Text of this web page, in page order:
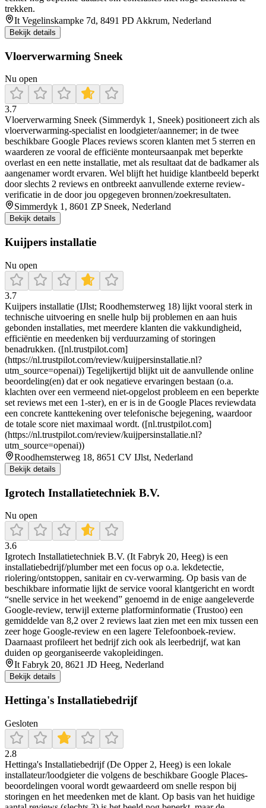
trekken.
It Vegelinskampke 7d, 8491 PD Akkrum, Nederland
Bekijk details
Vloerverwarming Sneek
Nu open
3.7
Vloerverwarming Sneek (Simmerdyk 1, Sneek) positioneert zich als
vloerverwarming-specialist en loodgieter/aannemer; in de twee
beschikbare Google Places reviews scoren klanten met 5 sterren en
waarderen ze vooral de efficiënte monteursaanpak met beperkte
overlast en een nette installatie, met als resultaat dat de badkamer als
aangenamer wordt ervaren. Wel blijft het huidige klantbeeld beperkt
door slechts 2 reviews en ontbreekt aanvullende externe review-
verificatie in de door jou opgegeven bronnen/zoekresultaten.
Simmerdyk 1, 8601 ZP Sneek, Nederland
Bekijk details
Kuijpers installatie
Nu open
3.7
Kuijpers installatie (IJlst; Roodhemsterweg 18) lijkt vooral sterk in
technische uitvoering en snelle hulp bij problemen en aan huis
gebonden installaties, met meerdere klanten die vakkundigheid,
efficiëntie en meedenken bij verduurzaming of storingen
benadrukken. ([nl.trustpilot.com]
(https://nl.trustpilot.com/review/kuijpersinstallatie.nl?
utm_source=openai)) Tegelijkertijd blijkt uit de aanvullende online
beoordeling(en) dat er ook negatieve ervaringen bestaan (o.a.
klachten over een vermeend niet-opgelost probleem en een beperkte
set reviews met een 1-ster), en er is in de Google Places reviewdata
een concrete kanttekening over telefonische bejegening, waardoor
de totale score niet maximaal wordt. ([nl.trustpilot.com]
(https://nl.trustpilot.com/review/kuijpersinstallatie.nl?
utm_source=openai))
Roodhemsterweg 18, 8651 CV IJlst, Nederland
Bekijk details
Igrotech Installatietechniek B.V.
Nu open
3.6
Igrotech Installatietechniek B.V. (It Fabryk 20, Heeg) is een
installatiebedrijf/plumber met een focus op o.a. lekdetectie,
riolering/ontstoppen, sanitair en cv-verwarming. Op basis van de
beschikbare informatie lijkt de service vooral klantgericht en wordt
“snelle service in het weekend” genoemd in de enige aangeleverde
Google-review, terwijl externe platforminformatie (Trustoo) een
gemiddelde van 8,2 over 2 reviews laat zien met een mix tussen een
zeer hoge Google-review en een lagere Telefoonboek-review.
Daarnaast profileert het bedrijf zich ook als leerbedrijf, wat kan
duiden op georganiseerde vakopleidingen.
It Fabryk 20, 8621 JD Heeg, Nederland
Bekijk details
Hettinga's Installatiebedrijf
Gesloten
2.8
Hettinga's Installatiebedrijf (De Opper 2, Heeg) is een lokale
installateur/loodgieter die volgens de beschikbare Google Places-
beoordelingen vooral wordt gewaardeerd om snelle respon bij
storingen en het meedenken met de klant. Op basis van het huidige